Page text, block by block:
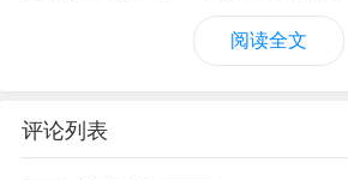
去年，朋友跟男朋友分手，她连
租的，她也出了钱，可是她还
去。
阅读全文
评论列表